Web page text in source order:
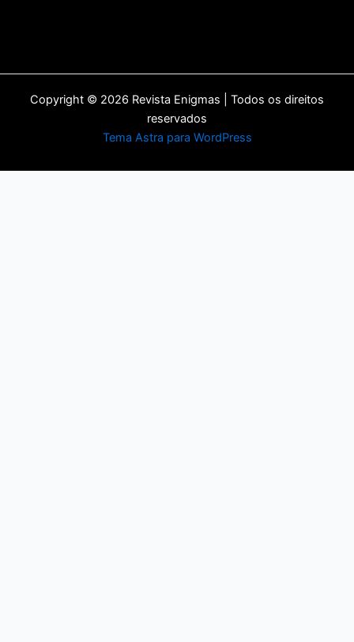
Copyright © 2026 Revista Enigmas | Todos os direitos
reservados
Tema Astra para WordPress